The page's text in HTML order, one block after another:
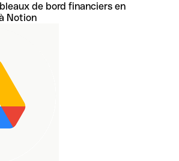
de bord financiers en
Notion